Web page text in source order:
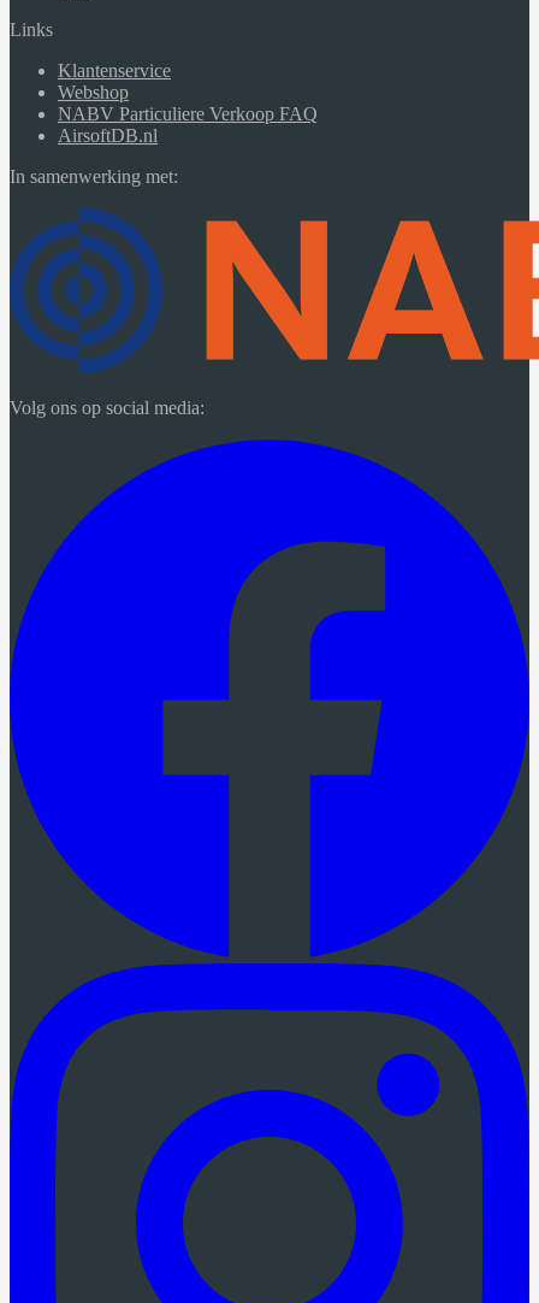
Links
Klantenservice
Webshop
NABV Particuliere Verkoop FAQ
AirsoftDB.nl
In samenwerking met:
Volg ons op social media: